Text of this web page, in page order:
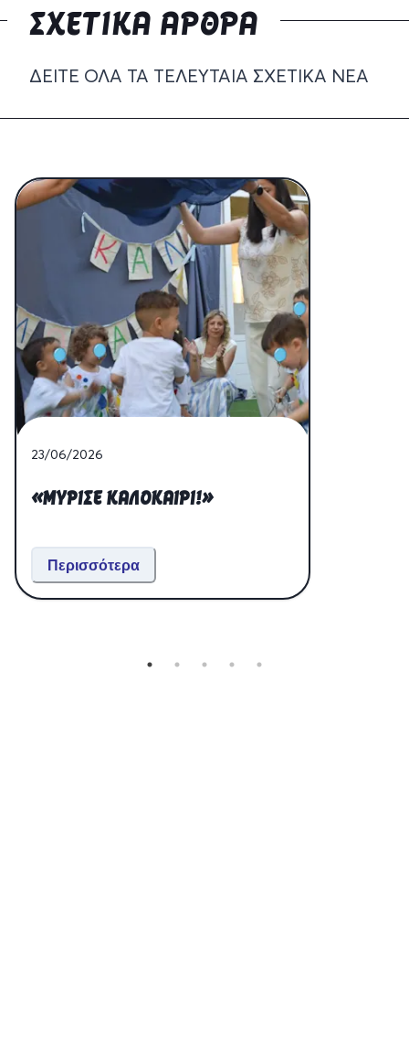
ΣΧΕΤΙΚΆ ΆΡΘΡΑ
ΔΕΊΤΕ ΌΛΑ ΤΑ ΤΕΛΕΥΤΑΊΑ ΣΧΕΤΙΚΆ ΝΈΑ
23/06/2026
«ΜΎΡΙΣΕ ΚΑΛΟΚΑΊΡΙ!»
Περισσότερα